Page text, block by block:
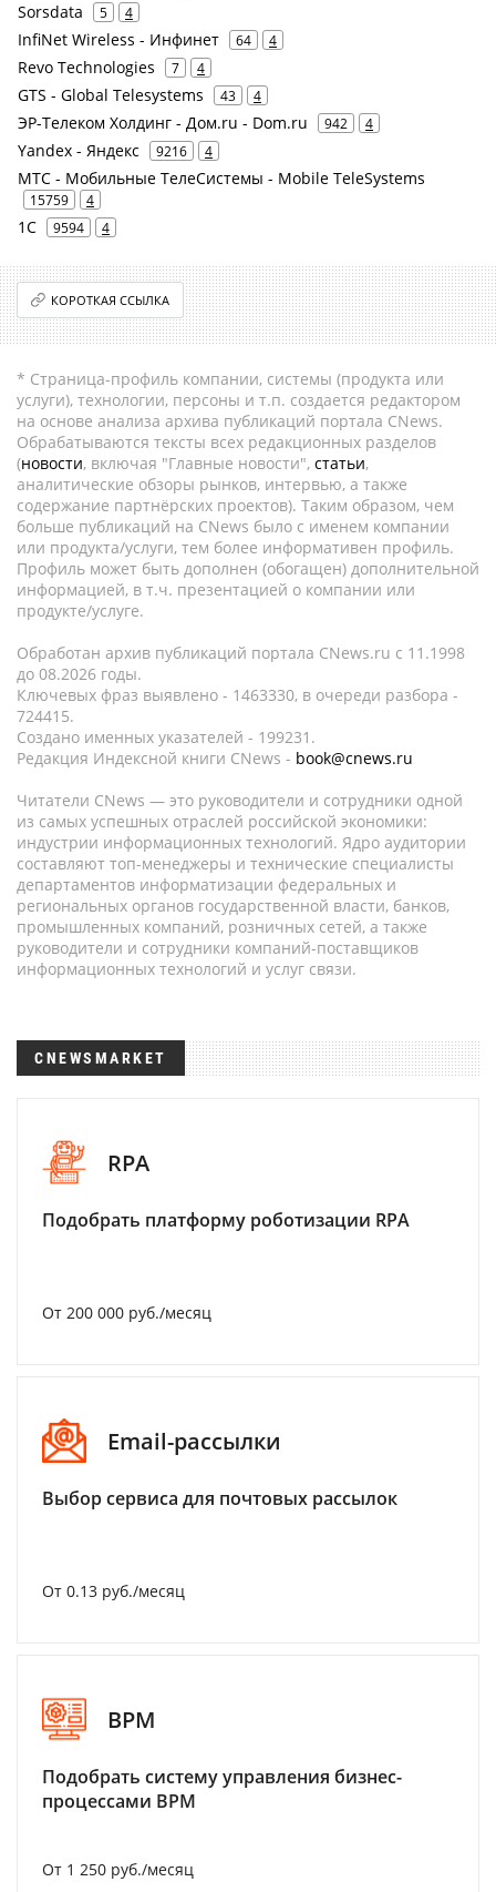
Sorsdata 5 4
InfiNet Wireless - Инфинет 64 4
Revo Technologies 7 4
GTS - Global Telesystems 43 4
ЭР-Телеком Холдинг - Дом.ru - Dom.ru 942 4
Yandex - Яндекс 9216 4
МТС - Мобильные ТелеСистемы - Mobile TeleSystems
15759 4
1С 9594 4
КОРОТКАЯ ССЫЛКА
* Страница-профиль компании, системы (продукта или
услуги), технологии, персоны и т.п. создается редактором
на основе анализа архива публикаций портала CNews.
Обрабатываются тексты всех редакционных разделов
(новости, включая "Главные новости", статьи,
аналитические обзоры рынков, интервью, а также
содержание партнёрских проектов). Таким образом, чем
больше публикаций на CNews было с именем компании
или продукта/услуги, тем более информативен профиль.
Профиль может быть дополнен (обогащен) дополнительной
информацией, в т.ч. презентацией о компании или
продукте/услуге.
Обработан архив публикаций портала CNews.ru c 11.1998
до 08.2026 годы.
Ключевых фраз выявлено - 1463330, в очереди разбора -
724415.
Создано именных указателей - 199231.
Редакция Индексной книги CNews - book@cnews.ru
Читатели CNews — это руководители и сотрудники одной
из самых успешных отраслей российской экономики:
индустрии информационных технологий. Ядро аудитории
составляют топ-менеджеры и технические специалисты
департаментов информатизации федеральных и
региональных органов государственной власти, банков,
промышленных компаний, розничных сетей, а также
руководители и сотрудники компаний-поставщиков
информационных технологий и услуг связи.
CNEWSMARKET
RPA
Подобрать платформу роботизации RPA
От 200 000 руб./месяц
Email-рассылки
Выбор сервиса для почтовых рассылок
От 0.13 руб./месяц
BPM
Подобрать систему управления бизнес-
процессами BPM
От 1 250 руб./месяц